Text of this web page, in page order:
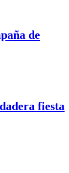
de
fiesta